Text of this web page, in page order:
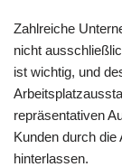
Zahlreiche
nicht
ist wichtig, und
repräsentativen
Kunden durch die
hinterlassen.